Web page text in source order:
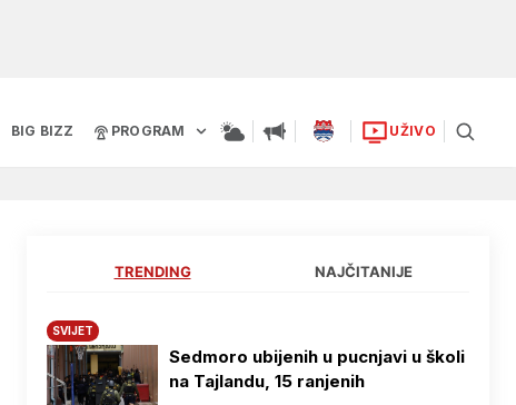
BIG BIZZ PROGRAM UŽIVO
TRENDING NAJČITANIJE
SVIJET
Sedmoro ubijenih u pucnjavi u školi
na Tajlandu, 15 ranjenih